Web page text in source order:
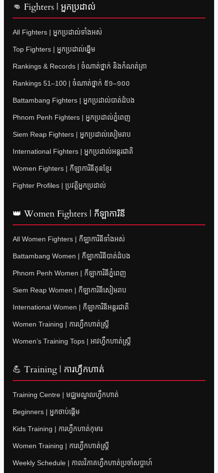
👊 Fighters | អ្នកប្រដាល់
All Fighters | អ្នកប្រដាល់ទាំងអស់
Top Fighters | អ្នកប្រដាល់ឆ្នើម
Rankings & Records | ចំណាត់ថ្នាក់ និងកំណត់ត្រា
Rankings 51–100 | ចំណាត់ថ្នាក់ ៥១–១០០
Battambang Fighters | អ្នកប្រដាល់បាត់ដំបង
Phnom Penh Fighters | អ្នកប្រដាល់ភ្នំពេញ
Siem Reap Fighters | អ្នកប្រដាល់សៀមរាប
International Fighters | អ្នកប្រដាល់អន្តរជាតិ
Women Fighters | កីឡាការិនីគុនខ្មែរ
Fighter Profiles | ប្រវត្តិអ្នកប្រដាល់
👑 Women Fighters | កីឡាការិនី
All Women Fighters | កីឡាការិនីទាំងអស់
Battambang Women | កីឡាការិនីបាត់ដំបង
Phnom Penh Women | កីឡាការិនីភ្នំពេញ
Siem Reap Women | កីឡាការិនីសៀមរាប
International Women | កីឡាការិនីអន្តរជាតិ
Women Training | ការហ្វឹកហាត់ស្ត្រី
Women’s Training Tops | អាវហ្វឹកហាត់ស្ត្រី
💪 Training | ការហ្វឹកហាត់
Training Centre | មជ្ឈមណ្ឌលហ្វឹកហាត់
Beginners | អ្នកចាប់ផ្តើម
Kids Training | ការហ្វឹកហាត់កុមារ
Women Training | ការហ្វឹកហាត់ស្ត្រី
Weekly Schedule | កាលវិភាគហ្វឹកហាត់ប្រចាំសប្តាហ៍